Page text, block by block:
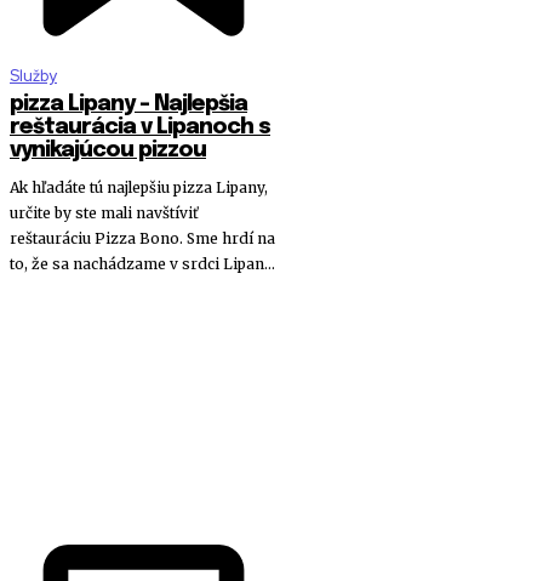
Služby
pizza Lipany – Najlepšia
reštaurácia v Lipanoch s
vynikajúcou pizzou
Ak hľadáte tú najlepšiu pizza Lipany,
určite by ste mali navštíviť
reštauráciu Pizza Bono. Sme hrdí na
to, že sa nachádzame v srdci Lipan...